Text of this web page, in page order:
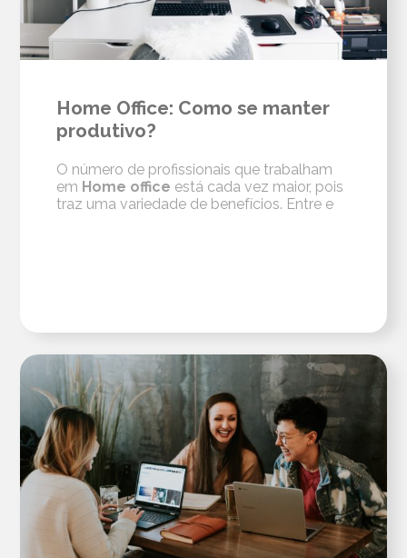
Home Office: Como se manter
produtivo?
O número de profissionais que trabalham
em Home office está cada vez maior, pois
traz uma variedade de benefícios. Entre e